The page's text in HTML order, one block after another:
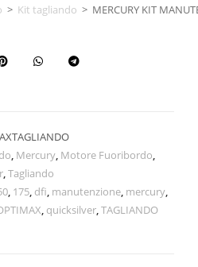
> Kit tagliando > MERCURY KIT
, Mercury, Motore Fuoribordo,
,Tagliando
, 175, dfi, manutenzione, mercury,
, quicksilver,TAGLIANDO